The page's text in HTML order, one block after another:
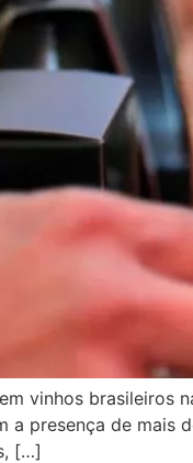
vinhos brasileiros
a presença de
[…]